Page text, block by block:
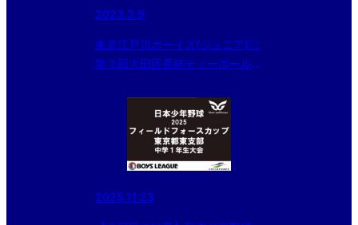
2023.3.9
東京江戸川ボーイズ(ジュニア)⚾︎
第３回大田区長杯ティーボール大
2025.11.23